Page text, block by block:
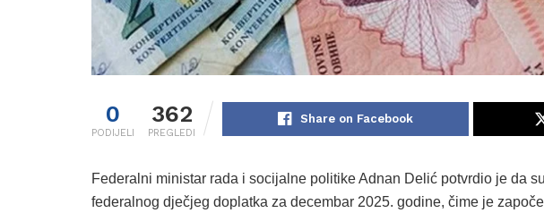
0
PODIJELI
362
PREGLEDI
Share on Facebook
Federalni ministar rada i socijalne politike Adnan Delić potvrdio je da
federalnog dječjeg doplatka za decembar 2025. godine, čime je